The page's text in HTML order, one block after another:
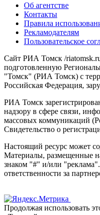
Об агентстве
Контакты
Правила
Рекламодателям
Пользовательское
Сайт РИА Томск /
подготовленную
"Томск" (РИА Томск) с
Российская Федерация,
РИА Томск
надзору в сфере связи,
массовых коммуникаций
Свидетельство о
Настоящий ресурс может
Материалы, размещенные
знаком "#" и/или
ответственности за
Продолжая использовать